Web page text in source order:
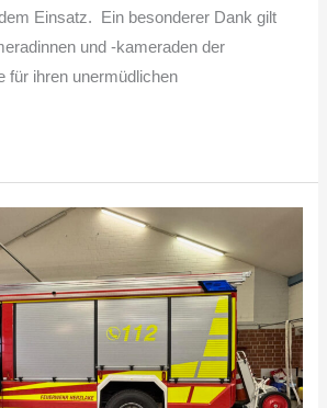
Einsatz. Ein besonderer Dank gilt
und -kameraden der
für ihren unermüdlichen